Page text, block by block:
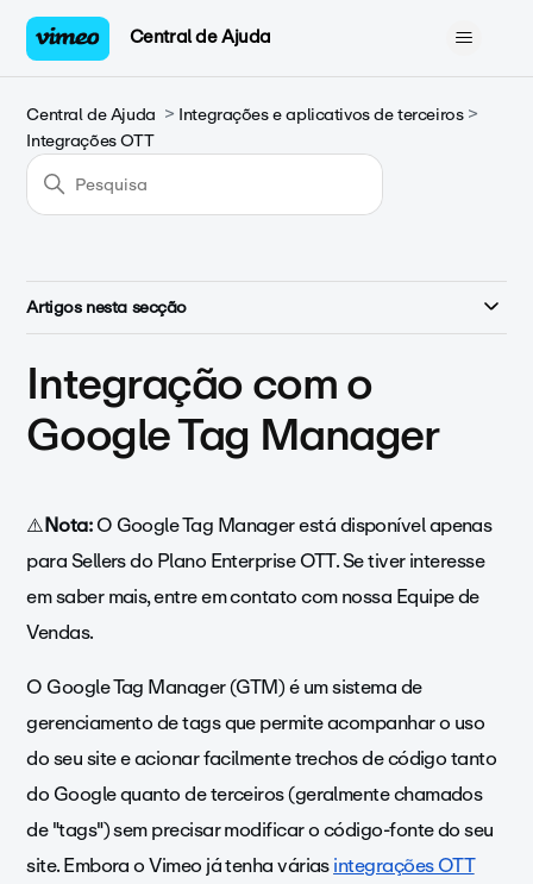
Central de Ajuda
Central de Ajuda
Integrações e aplicativos de terceiros
Integrações OTT
Artigos nesta secção
Integração com o
Google Tag Manager
⚠️Nota:O Google Tag Manager está disponível apenas
para Sellers do Plano Enterprise OTT. Se tiver interesse
em saber mais, entre em contato com nossa Equipe de
Vendas.
O Google Tag Manager (GTM) é um sistema de
gerenciamento de tags que permite acompanhar o uso
do seu site e acionar facilmente trechos de código tanto
do Google quanto de terceiros (geralmente chamados
de "tags") sem precisar modificar o código-fonte do seu
site. Embora o Vimeo já tenha váriasintegrações OTT